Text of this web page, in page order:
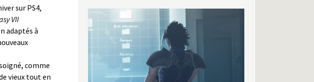
sur PS4,
VII
adaptés à
comme
vieux tout en